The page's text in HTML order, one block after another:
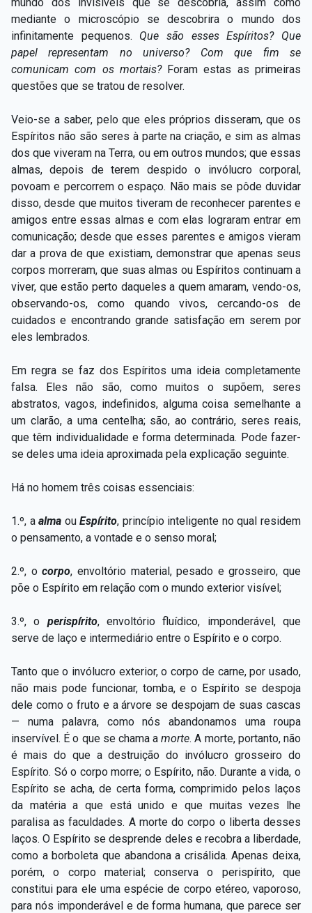
mediante o microscópio se descobrira o mundo dos
infinitamente pequenos. Que são esses Espíritos? Que
papel representam no universo? Com que fim se
comunicam com os mortais?Foram estas as primeiras
questões que se tratou de resolver.
Veio-se a saber, pelo que eles próprios disseram, que os
Espíritos não são seres à parte na criação, e sim as almas
dos que viveram na Terra, ou em outros mundos; que essas
almas, depois de terem despido o invólucro corporal,
povoam e percorrem o espaço. Não mais se pôde duvidar
disso, desde que muitos tiveram de reconhecer parentes e
amigos entre essas almas e com elas lograram entrar em
comunicação; desde que esses parentes e amigos vieram
dar a prova de que existiam, demonstrar que apenas seus
corpos morreram, que suas almas ou Espíritos continuam a
viver, que estão perto daqueles a quem amaram, vendo-os,
observando-os, como quando vivos, cercando-os de
cuidados e encontrando grande satisfação em serem por
eles lembrados.
Em regra se faz dos Espíritos uma ideia completamente
falsa. Eles não são, como muitos o supõem, seres
abstratos, vagos, indefinidos, alguma coisa semelhante a
um clarão, a uma centelha; são, ao contrário, seres reais,
que têm individualidade e forma determinada. Pode fazer-
se deles uma ideia aproximada pela explicação seguinte.
Há no homem três coisas essenciais:
1.º, aalma ouEspírito, princípio inteligente no qual residem
o pensamento, a vontade e o senso moral;
2.º, ocorpo, envoltório material, pesado e grosseiro, que
põe o Espírito em relação com o mundo exterior visível;
3.º, o perispírito, envoltório fluídico, imponderável, que
serve de laço e intermediário entre o Espírito e o corpo.
Tanto que o invólucro exterior, o corpo de carne, por usado,
não mais pode funcionar, tomba, e o Espírito se despoja
dele como o fruto e a árvore se despojam de suas cascas
— numa palavra, como nós abandonamos uma roupa
inservível. É o que se chama amorte. A morte, portanto, não
é mais do que a destruição do invólucro grosseiro do
Espírito. Só o corpo morre; o Espírito, não. Durante a vida, o
Espírito se acha, de certa forma, comprimido pelos laços
da matéria a que está unido e que muitas vezes lhe
paralisa as faculdades. A morte do corpo o liberta desses
laços. O Espírito se desprende deles e recobra a liberdade,
como a borboleta que abandona a crisálida. Apenas deixa,
porém, o corpo material; conserva o perispírito, que
constitui para ele uma espécie de corpo etéreo, vaporoso,
para nós imponderável e de forma humana, que parece ser